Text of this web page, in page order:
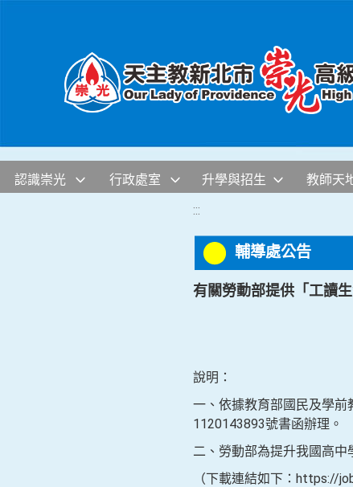
認識崇光 行政處室 升學與招生 教師天
:::
輔導處公告
有關勞動部提供「工讀
說明：
一、依據教育部國民及學
1120143893號書函辦理。
二、勞動部為提升我國高中
（下載連結如下：https://